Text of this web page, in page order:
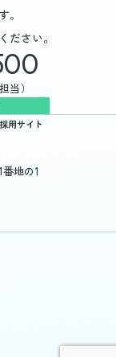
。
ださい。
当）
採用サイト
地の1